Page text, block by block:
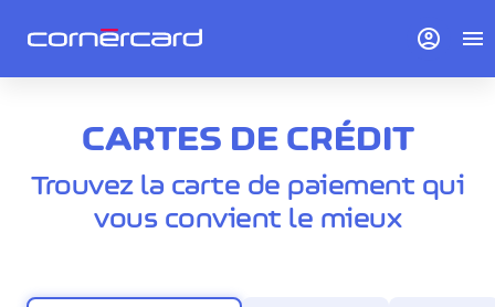
CARTES DE CRÉDIT
Trouvez la carte de paiement qui
vous convient le mieux
account_circle menu